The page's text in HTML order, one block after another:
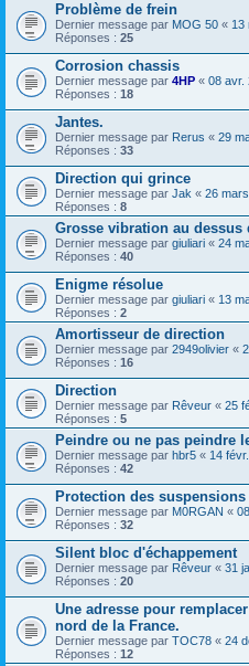
Problème de frein
Dernier message par MOG 50 « 13
Réponses : 25
Corrosion chassis
Dernier message par 4HP « 08 avr.
Réponses : 18
Jantes.
Dernier message par Rerus « 29
Réponses : 33
Direction qui grince
Dernier message par Jak « 26
Réponses : 8
Grosse vibration au dessus
Dernier message par giuliari « 24
Réponses : 40
Enigme résolue
Dernier message par giuliari « 13
Réponses : 2
Amortisseur de direction
Dernier message par 2949olivier «
Réponses : 16
Direction
Dernier message par Rêveur « 25
Réponses : 5
Peindre ou ne pas peindre
Dernier message par hbr5 « 14
Réponses : 42
Protection des suspensions
Dernier message par M0RGAN «
Réponses : 32
Silent bloc d'échappement
Dernier message par Rêveur « 31
Réponses : 20
Une adresse pour
nord de la France.
Dernier message par TOC78 « 24
Réponses : 12